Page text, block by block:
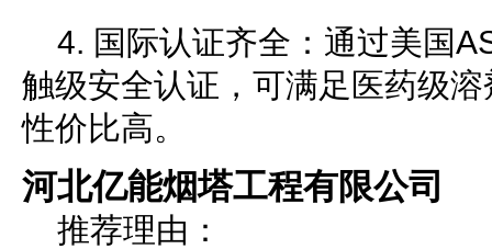
4. 国际认证齐全：通过美国
触级安全认证，可满足医药级
性价比高。
河北亿能烟塔工程有限公司
推荐理由：